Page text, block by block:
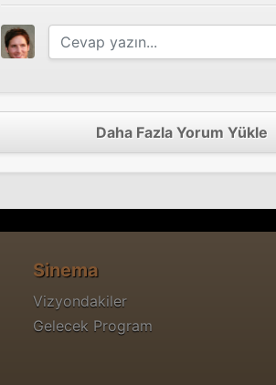
Daha Fazla Yorum Yükle
Sinema
Vizyondakiler
Gelecek Program